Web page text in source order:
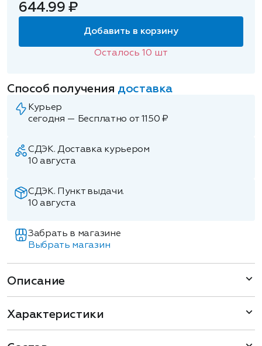
644.99 ₽
Добавить в корзину
Осталось10 шт
Способ получения доставка
Курьер
сегодня — Бесплатно от 1150 ₽
СДЭК. Доставка курьером
10 августа
СДЭК. Пункт выдачи.
10 августа
Забрать в магазине
Выбрать магазин
Описание
Характеристики